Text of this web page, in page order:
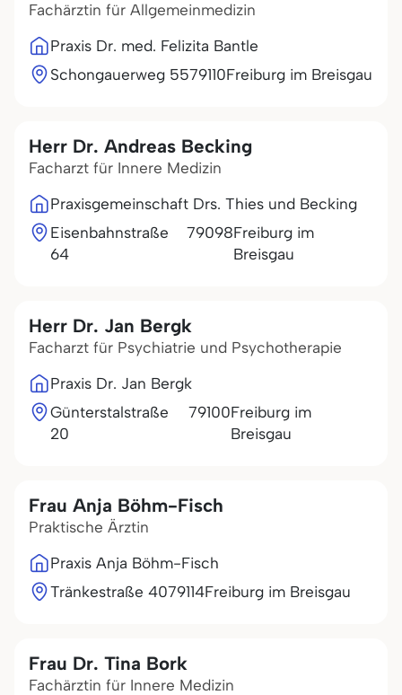
Fachärztin für Allgemeinmedizin
Praxis Dr. med. Felizita Bantle
Schongauerweg 5579110Freiburg im Breisgau
Herr Dr. Andreas Becking
Facharzt für Innere Medizin
Praxisgemeinschaft Drs. Thies und Becking
Eisenbahnstraße
64
79098Freiburg im
Breisgau
Herr Dr. Jan Bergk
Facharzt für Psychiatrie und Psychotherapie
Praxis Dr. Jan Bergk
Günterstalstraße
20
79100Freiburg im
Breisgau
Frau Anja Böhm-Fisch
Praktische Ärztin
Praxis Anja Böhm-Fisch
Tränkestraße 4079114Freiburg im Breisgau
Frau Dr. Tina Bork
Fachärztin für Innere Medizin